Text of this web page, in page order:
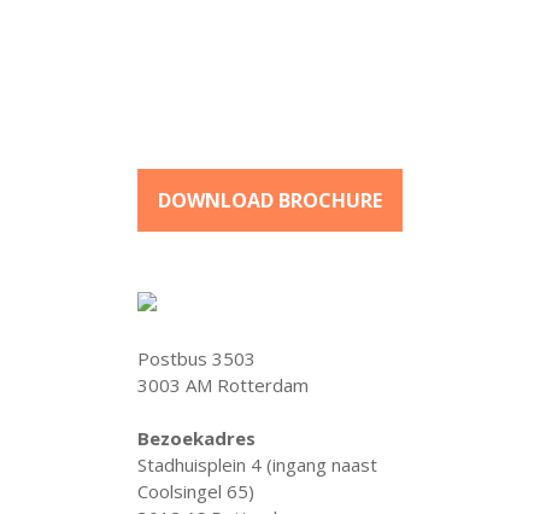
DOWNLOAD BROCHURE
Postbus 3503
3003 AM Rotterdam
Bezoekadres
Stadhuisplein 4 (ingang naast
Coolsingel 65)